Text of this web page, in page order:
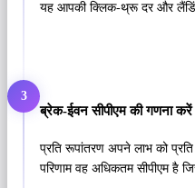
यह आपकी क्लिक-थ्रू दर और
3
ब्रेक-ईवन सीपीएम की गणना करें
प्रति रूपांतरण अपने लाभ को
परिणाम वह अधिकतम सीपीएम है